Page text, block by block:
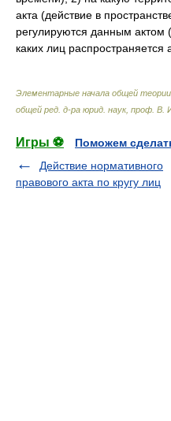
акта (действие в
регулируются данным актом
каких лиц распространяется
Элементарные начала общей
общей ред. д-ра юрид. наук, проф. В.
Игры ⚽
Поможем
Действие нормативного
правового акта по кругу лиц